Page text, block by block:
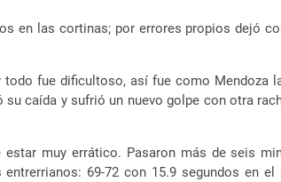
en las cortinas; por errores propios dejó
fue dificultoso, así fue como Mendoza
caída y sufrió un nuevo golpe con otra
muy errático. Pasaron más de seis
69-72 con 15.9 segundos en